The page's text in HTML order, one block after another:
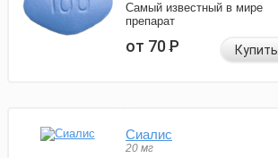
Самый известный в мире
препарат
от 70Р Купить
Сиалис
20 мг